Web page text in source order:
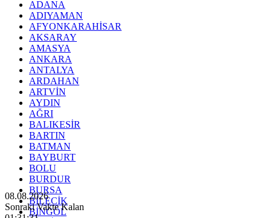
ADANA
ADIYAMAN
AFYONKARAHİSAR
AKSARAY
AMASYA
ANKARA
ANTALYA
ARDAHAN
ARTVİN
AYDIN
AĞRI
BALIKESİR
BARTIN
BATMAN
BAYBURT
BOLU
BURDUR
BURSA
BİLECİK
BİNGÖL
08.08.2026
Sonraki Vakte Kalan